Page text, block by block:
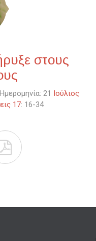
στους
21
Ιούλιος
17: 16-34
